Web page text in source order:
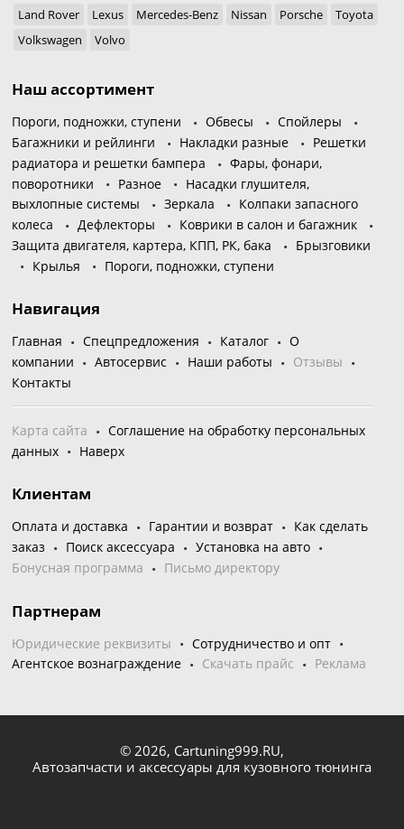
Land Rover
Lexus Mercedes-Benz Nissan Porsche
Toyota
Volkswagen
Volvo
Наш ассортимент
Пороги, подножки, ступени Обвесы
Спойлеры
Багажники и рейлинги
Накладки разные
Решетки
радиатора и решетки бампера
Фары, фонари,
поворотники
Разное
Насадки глушителя,
выхлопные системы
Зеркала
Колпаки запасного
колеса
Дефлекторы
Коврики в салон и багажник
Защита двигателя, картера, КПП, РК, бака
Брызговики
Крылья
Пороги, подножки, ступени
Навигация
Главная Спецпредложения Каталог
О
компании
Автосервис Наши работы
Отзывы
Контакты
Карта сайта
Соглашение на обработку персональных
данных
Наверх
Клиентам
Оплата и доставка Гарантии и возврат
Как сделать
заказ
Поиск аксессуара
Установка на авто
Бонусная программа
Письмо директору
Партнерам
Юридические реквизиты
Сотрудничество и опт
Агентское вознаграждение
Скачать прайс Реклама
© 2026, Cartuning999.RU,
Автозапчасти и аксессуары для кузовного тюнинга